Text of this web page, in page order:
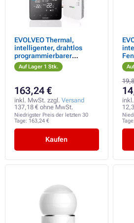
EVOLVEO Thermal,
intelligenter, drahtlos
programmierbarer
Thermostat
Auf Lager 1 Stk.
163,24 €
inkl. MwSt. zzgl. Versand
137,18 € ohne MwSt.
Niedrigster Preis der letzten 30
Tage: 163,24 €
Kaufen
Tage: